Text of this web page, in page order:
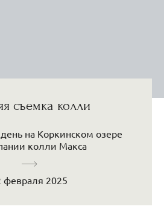
съемка колли
на Коркинском озере
колли Макса
февраля 2025